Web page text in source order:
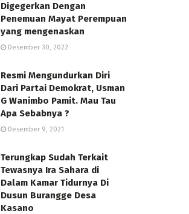
Digegerkan Dengan
Penemuan Mayat Perempuan
yang mengenaskan
Desember 30, 2022
Resmi Mengundurkan Diri
Dari Partai Demokrat, Usman
G Wanimbo Pamit. Mau Tau
Apa Sebabnya ?
Desember 9, 2021
Terungkap Sudah Terkait
Tewasnya Ira Sahara di
Dalam Kamar Tidurnya Di
Dusun Burangge Desa
Kasano